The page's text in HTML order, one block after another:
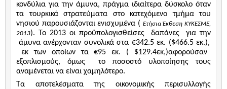
κονδύλια για την άμυνα, πράγμα ιδιαίτερα δύσκολο όταν
τα τουρκικά στρατεύματα στο κατεχόμενο τμήμα του
νησιού παρουσιάζονται ενισχυμένα ( Ετήσια Έκθεση ΚΥΚΕΣΜΕ,
2013). Το 2013 οι προϋπολογισθείσες δαπάνες
για την
άμυνα ανέρχονταν συνολικά στα €342.5 εκ. ($466.5 εκ.),
εκ των οποίων τα €95 εκ. ( $129.4εκ,)αφορούσαν
εξοπλισμούς, όμως
το ποσοστό υλοποίησης τους
αναμένεται να είναι χαμηλότερο.
Τα αποτελέσματα της οικονομικής περισυλλογής